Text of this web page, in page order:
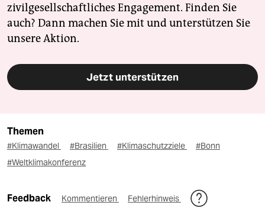
zivilgesellschaftliches Engagement. Finden Sie
auch? Dann machen Sie mit und unterstützen Sie
unsere Aktion.
Jetzt unterstützen
Themen
#Klimawandel #Brasilien #Klimaschutzziele
#Bonn
#Weltklimakonferenz
Feedback Kommentieren Fehlerhinweis